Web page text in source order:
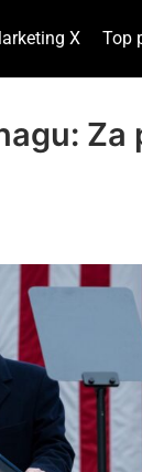
X Top
Za